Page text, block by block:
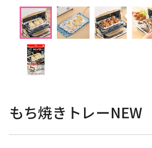
もち焼きトレーNEW